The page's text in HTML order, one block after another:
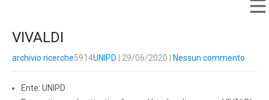
VIVALDI
archivio ricerche5914UNIPD | 29/06/2020 Nessun commento
Ente: UNIPD